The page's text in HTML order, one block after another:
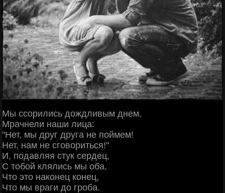
Мы ссорились дождливым днем,
Мрачнели наши лица:
"Нет, мы друг друга не поймем!
Нет, нам не сговориться!"
И, подавляя стук сердец,
С тобой клялись мы оба,
Что это наконец конец,
Что мы враги до гроба.